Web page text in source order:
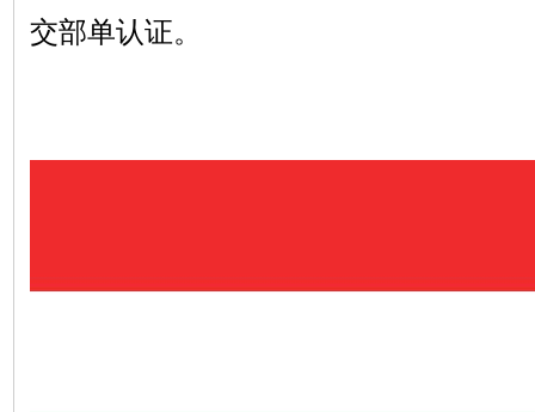
交部单认证。